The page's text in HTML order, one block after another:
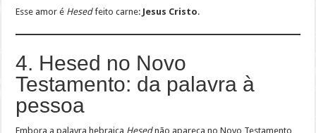
Esse amor é Hesedfeito carne: Jesus Cristo.
4. Hesed no Novo
Testamento: da palavra à
pessoa
Embora a palavra hebraica Hesednão apareça no Novo Testamento